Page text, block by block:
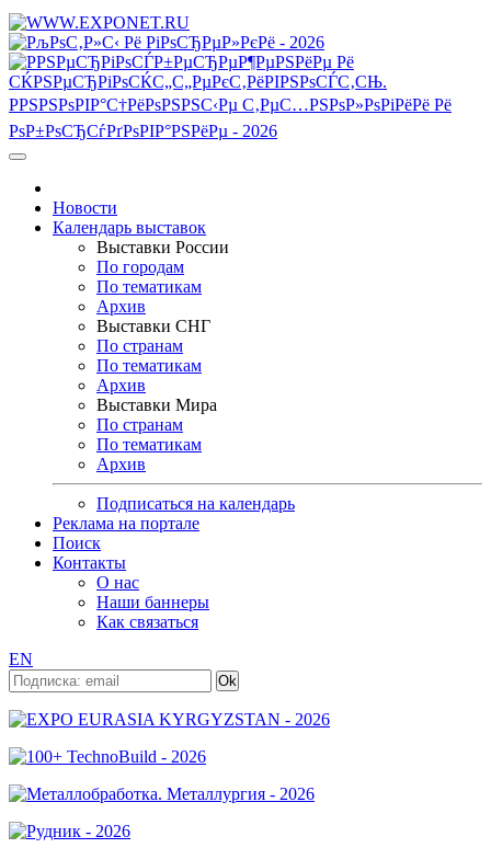
Новости
Календарь выставок
Выставки России
По городам
По тематикам
Архив
Выставки СНГ
По странам
По тематикам
Архив
Выставки Мира
По странам
По тематикам
Архив
Подписаться на календарь
Реклама на портале
Поиск
Контакты
О нас
Наши баннеры
Как связаться
EN